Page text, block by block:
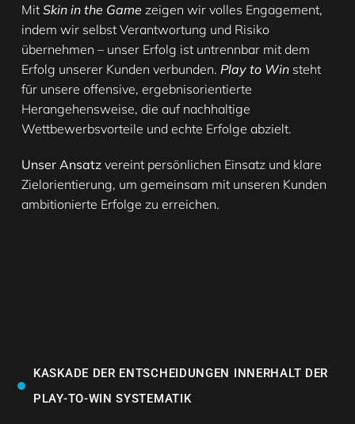
Mit Skin in the Game zeigen wir volles Engagement,
indem wir selbst Verantwortung und Risiko
übernehmen – unser Erfolg ist untrennbar mit dem
Erfolg unserer Kunden verbunden. Play to Win steht
für unsere offensive, ergebnisorientierte
Herangehensweise, die auf nachhaltige
Wettbewerbsvorteile und echte Erfolge abzielt.
Unser Ansatz vereint persönlichen Einsatz und klare
Zielorientierung, um gemeinsam mit unseren Kunden
ambitionierte Erfolge zu erreichen.
KASKADE DER ENTSCHEIDUNGEN INNERHALT DER
PLAY-TO-WIN SYSTEMATIK